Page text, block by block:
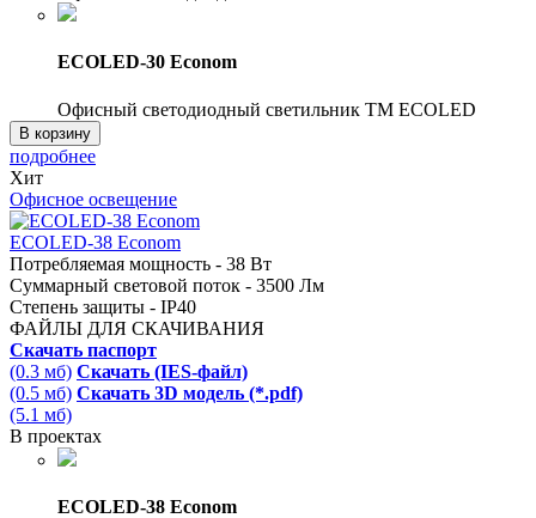
ECOLED-30 Econom
Офисный светодиодный светильник TM ECOLED
В корзину
подробнее
Хит
Офисное освещение
ECOLED-38 Econom
Потребляемая мощность - 38 Вт
Суммарный световой поток - 3500 Лм
Степень защиты - IP40
ФАЙЛЫ ДЛЯ СКАЧИВАНИЯ
Скачать паспорт
(0.3 мб) Скачать (IES-файл)
(0.5 мб) Скачать 3D модель (*.pdf)
(5.1 мб)
В проектах
ECOLED-38 Econom